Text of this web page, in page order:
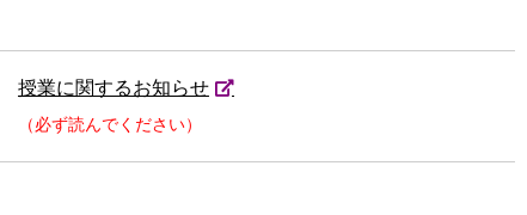
授業に関するお知らせ
（必ず読んでください）